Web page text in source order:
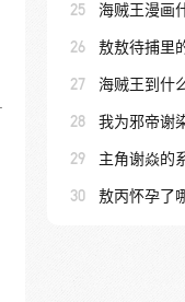
25 海贼王漫画
26 敖敖待捕里
27 海贼王到什
28 我为邪帝谢
29 主角谢焱的
30 敖丙怀孕了